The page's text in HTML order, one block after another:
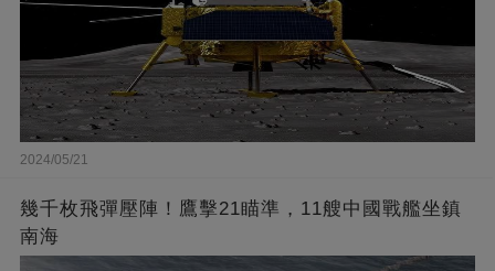
2024/05/21
幾千枚飛彈壓陣！鷹擊21瞄準，11艘中國戰艦坐鎮
南海